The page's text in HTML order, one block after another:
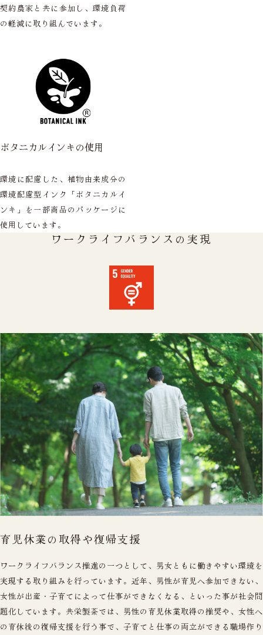
契約農家と共に参加し、環境負荷
の軽減に取り組んでいます。
ボタニカルインキの使用
環境に配慮した、植物由来成分の
環境配慮型インク「ボタニカルイ
ンキ」を一部商品のパッケージに
使用しています。
ワークライフバランスの実現
育児休業の取得や復帰支援
ワークライフバランス推進の一つとして、男女ともに働きやすい環境を
実現する取り組みを行っています。近年、男性が育児へ参加できない、
女性が出産・子育てによって仕事ができなくなる、といった事が社会問
題化しています。共栄製茶では、男性の育児休業取得の推奨や、女性へ
の育休後の復帰支援を行う事で、子育てと仕事の両立ができる職場作り